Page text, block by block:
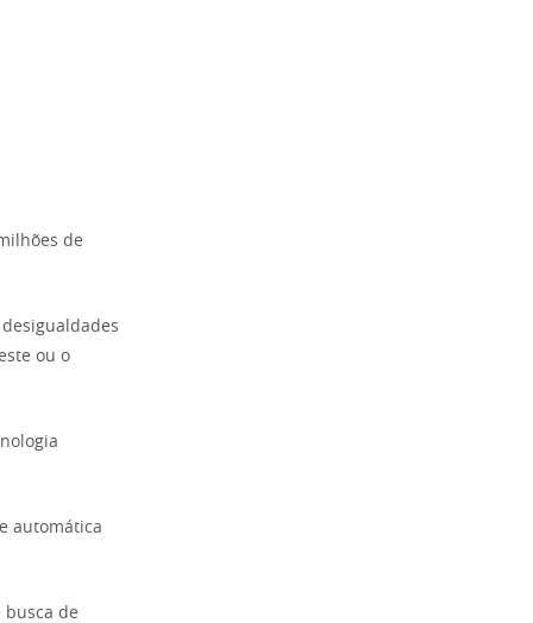
de
ou o
automática
de